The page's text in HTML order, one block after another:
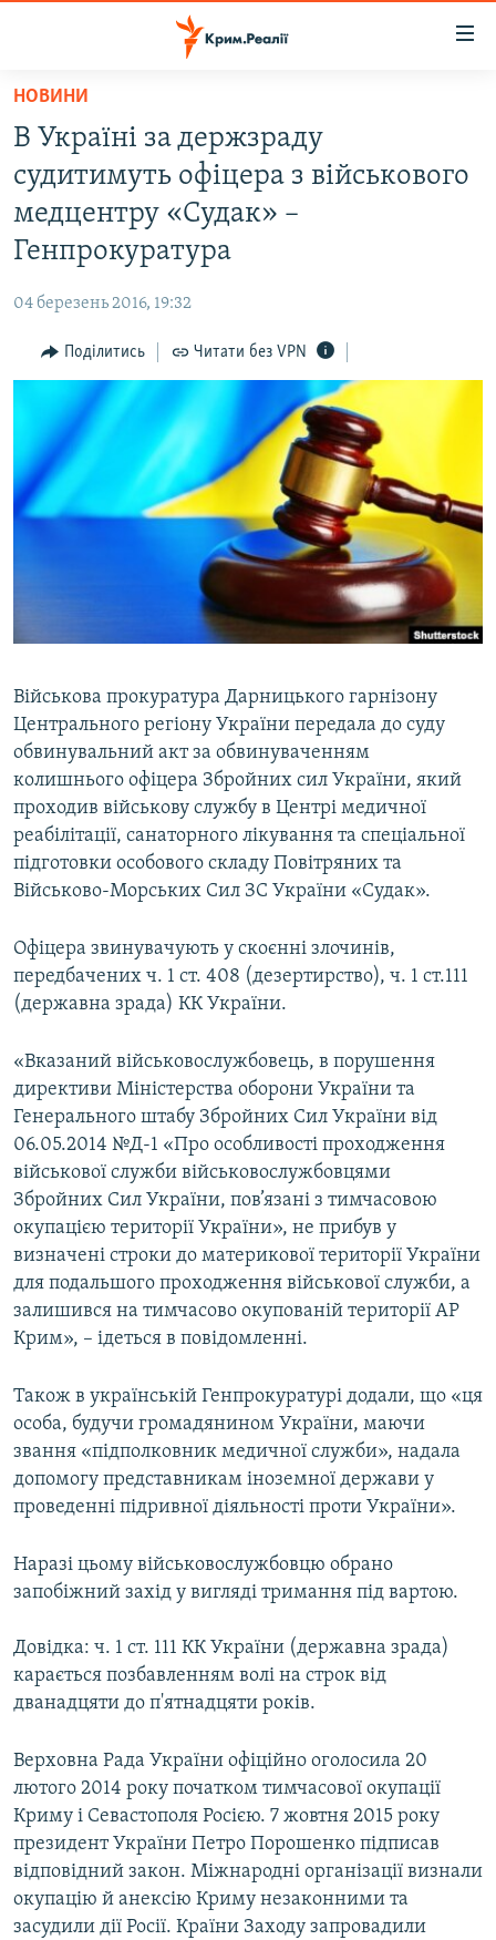
Перейти
основного
матеріалу
Перейти
до
основної
Перейти
пошуку
ВОДА.КРИМ
ВІДЕО ТА ФОТО
ПОЛІТИКА
ПОГЛЯД
ІНТЕРВ'Ю
ВСЕ ЗА ДЕНЬ
СПЕЦПРОЕКТИ
ДЕПОРТАЦІЯ
ВІДЕОУРОКИ «ELIFBE»
УКРАЇНСЬКА ПРОБЛЕМА КРИМУ
ЯК ОБІЙТИ БЛОКУВАННЯ
Усі сайти RFE/RL
НОВИНИ
В Україні за держзраду
судитимуть офіцера з військового
медцентру «Судак» –
Генпрокуратура
04 березень 2016, 19:32
Поділитись Читати без VPN
Військова прокуратура Дарницького гарнізону
Центрального регіону України передала до суду
обвинувальний акт за обвинуваченням
колишнього офіцера Збройних сил України, який
проходив військову службу в Центрі медичної
реабілітації, санаторного лікування та спеціальної
підготовки особового складу Повітряних та
Військово-Морських Сил ЗС України «Судак».
Офіцера звинувачують у скоєнні злочинів,
передбачених ч. 1 ст. 408 (дезертирство), ч. 1 ст.111
(державна зрада) КК України.
«Вказаний військовослужбовець, в порушення
директиви Міністерства оборони України та
Генерального штабу Збройних Сил України від
06.05.2014 №Д-1 «Про особливості проходження
військової служби військовослужбовцями
Збройних Сил України, пов’язані з тимчасовою
окупацією території України», не прибув у
визначені строки до материкової території України
для подальшого проходження військової служби, а
залишився на тимчасово окупованій території АР
Крим», – ідеться в повідомленні.
Також в українській Генпрокуратурі додали, що «ця
особа, будучи громадянином України, маючи
звання «підполковник медичної служби», надала
допомогу представникам іноземної держави у
проведенні підривної діяльності проти України».
Наразі цьому військовослужбовцю обрано
запобіжний захід у вигляді тримання під вартою.
Довідка: ч. 1 ст. 111 КК України (державна зрада)
карається позбавленням волі на строк від
дванадцяти до п'ятнадцяти років.
Верховна Рада України офіційно оголосила 20
лютого 2014 року початком тимчасової окупації
Криму і Севастополя Росією. 7 жовтня 2015 року
президент України Петро Порошенко підписав
відповідний закон. Міжнародні організації визнали
окупацію й анексію Криму незаконними та
засудили дії Росії. Країни Заходу запровадили